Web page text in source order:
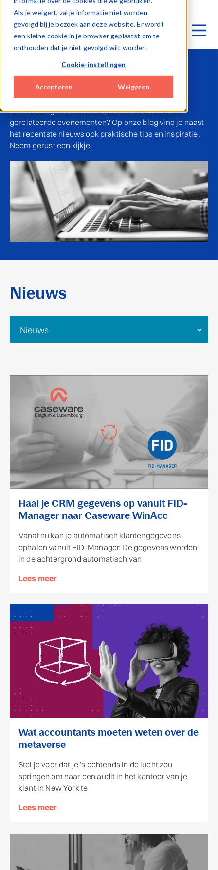
Als je weigert, zal je informatie niet worden
gevolgd bij je bezoek aan deze website. Er wordt
een kleine cookie in je browser geplaatst om te
onthouden dat je niet gevolgd wilt worden.
Cookie-instellingen
Accepteren Weigeren
News (2)
Ben je benieuwd naar onze laatste nieuwe
ontwikkelingen, software updates en industrie
gerelateerde evenementen? Op onze blog vind je naast
het recentste nieuws ook praktische tips en inspiratie.
Neem gerust een kijkje.
Nieuws
Haal je CRM gegevens op vanuit FID-
Manager naar Caseware WinAcc
Vanaf nu kan je automatisch klantengegevens
ophalen vanuit FID-Manager. De gegevens worden
in de achtergrond automatisch van
Lees meer
Wat accountants moeten weten over de
metaverse
Stel je voor dat je 's ochtends in de lucht zou
springen om naar een audit in het kantoor van je
klant in New York te
Lees meer